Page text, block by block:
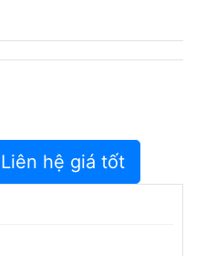
Liên hệ giá tốt